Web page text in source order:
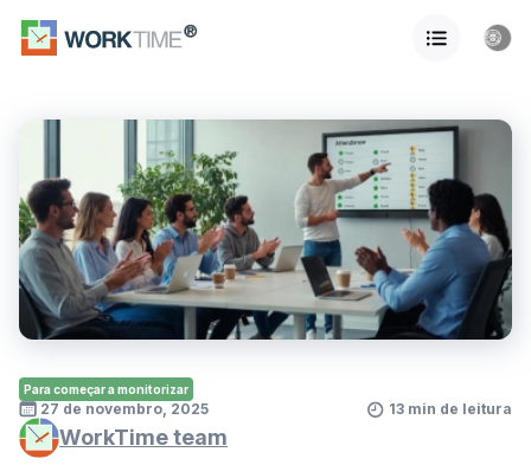
Para começar a monitorizar
27 de novembro, 2025 13 min de leitura
WorkTime team